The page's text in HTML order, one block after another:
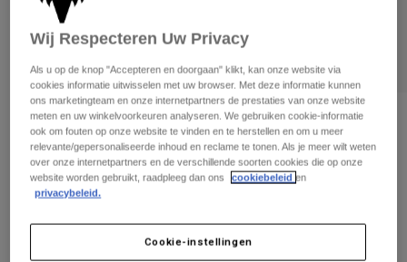
Handschoenen
Beschermingen
Brillen
Sokken
Accessoires
Protections
Brillen
Sokken
Tassen & Accessoires
Spare parts
T-Shirts & Tops
Jassen
Leggings & Broeken
Shirts
Alles bekijken
Moto
Helmen
Shirts
Pants
Boots
Beschermers
Beoordelingen
Tienerlaarzen Comp
Artikelnummer
Wij Respecteren Uw Privacy
Als u op de knop "Accepteren en doorgaan" klikt, kan onze website via
cookies informatie uitwisselen met uw browser. Met deze informatie kunnen
ons marketingteam en onze internetpartners de prestaties van onze website
meten en uw winkelvoorkeuren analyseren. We gebruiken cookie-informatie
ook om fouten op onze website te vinden en te herstellen en om u meer
relevante/gepersonaliseerde inhoud en reclame te tonen. Als je meer wilt weten
over onze internetpartners en de verschillende soorten cookies die op onze
website worden gebruikt, raadpleeg dan ons
cookiebeleid en
privacybeleid.
Cookie-instellingen